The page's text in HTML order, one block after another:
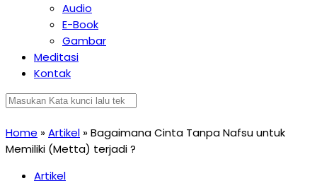
Audio
E-Book
Gambar
Meditasi
Kontak
Home »Artikel »Bagaimana Cinta Tanpa Nafsu untuk
Memiliki (Metta) terjadi ?
Artikel